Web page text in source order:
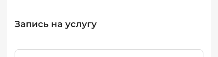
Запись на услугу